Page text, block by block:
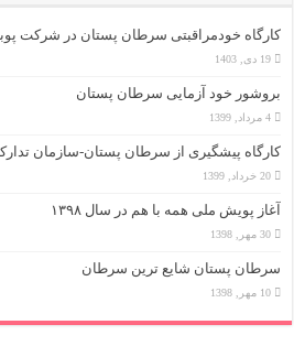
کارگاه خودمراقبتی سرطان پستان در شرکت
19 دی, 1403
بروشور خود آزمایی سرطان پستان
4 مرداد, 1399
کارگاه پیشگیری از سرطان پستان-سازمان
20 خرداد, 1399
آغاز پویش ملی همه با هم در سال ۱۳۹۸
30 مهر, 1398
سرطان پستان شایع ترین سرطان
10 مهر, 1398